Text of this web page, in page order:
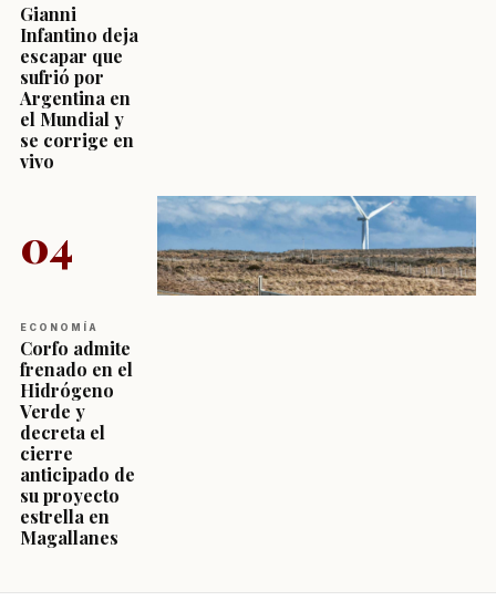
Gianni
Infantino deja
escapar que
sufrió por
Argentina en
el Mundial y
se corrige en
vivo
04
ECONOMÍA
Corfo admite
frenado en el
Hidrógeno
Verde y
decreta el
cierre
anticipado de
su proyecto
estrella en
Magallanes